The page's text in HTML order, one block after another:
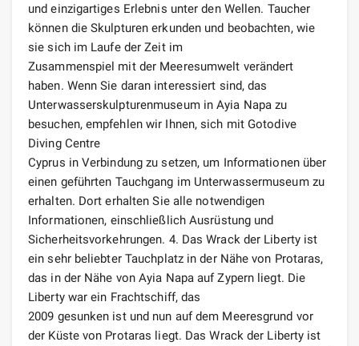
und einzigartiges Erlebnis unter den Wellen. Taucher
können die Skulpturen erkunden und beobachten, wie
sie sich im Laufe der Zeit im
Zusammenspiel mit der Meeresumwelt verändert
haben. Wenn Sie daran interessiert sind, das
Unterwasserskulpturenmuseum in Ayia Napa zu
besuchen, empfehlen wir Ihnen, sich mit Gotodive
Diving Centre
Cyprus in Verbindung zu setzen, um Informationen über
einen geführten Tauchgang im Unterwassermuseum zu
erhalten. Dort erhalten Sie alle notwendigen
Informationen, einschließlich Ausrüstung und
Sicherheitsvorkehrungen. 4. Das Wrack der Liberty ist
ein sehr beliebter Tauchplatz in der Nähe von Protaras,
das in der Nähe von Ayia Napa auf Zypern liegt. Die
Liberty war ein Frachtschiff, das
2009 gesunken ist und nun auf dem Meeresgrund vor
der Küste von Protaras liegt. Das Wrack der Liberty ist